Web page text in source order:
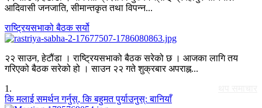
आदिवासी जनजाति, सीमान्तकृत तथा विपन्न...
राष्ट्रियसभाको बैठक सर्यो
२२ साउन, हेटौंडा । राष्ट्रियसभाको बैठक सरेको छ । आजका लागि तय
गरिएको बैठक सरेको हो । साउन २२ गते शुक्रबार अपराह्न...
1 .
कि मलाई समर्थन गर्नुस्, कि बहुमत पुर्याउनुस्: बानियाँ